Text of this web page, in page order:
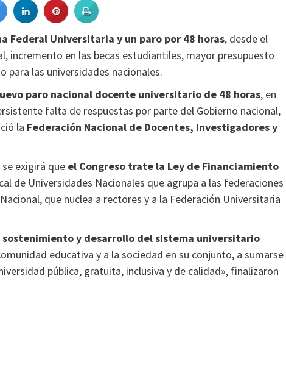
Federal Universitaria y un paro por 48 horas, desde el
incremento en las becas estudiantiles, mayor presupuesto
para las universidades nacionales.
paro nacional docente universitario de 48 horas, en
falta de respuestas por parte del Gobierno nacional,
la Federación Nacional de Docentes, Investigadores y
exigirá que el Congreso trate la Ley de Financiamiento
de Universidades Nacionales que agrupa a las federaciones
que nuclea a rectores y a la Federación Universitaria
y desarrollo del sistema universitario
educativa y a la sociedad en su conjunto, a sumarse
pública, gratuita, inclusiva y de calidad», finalizaron